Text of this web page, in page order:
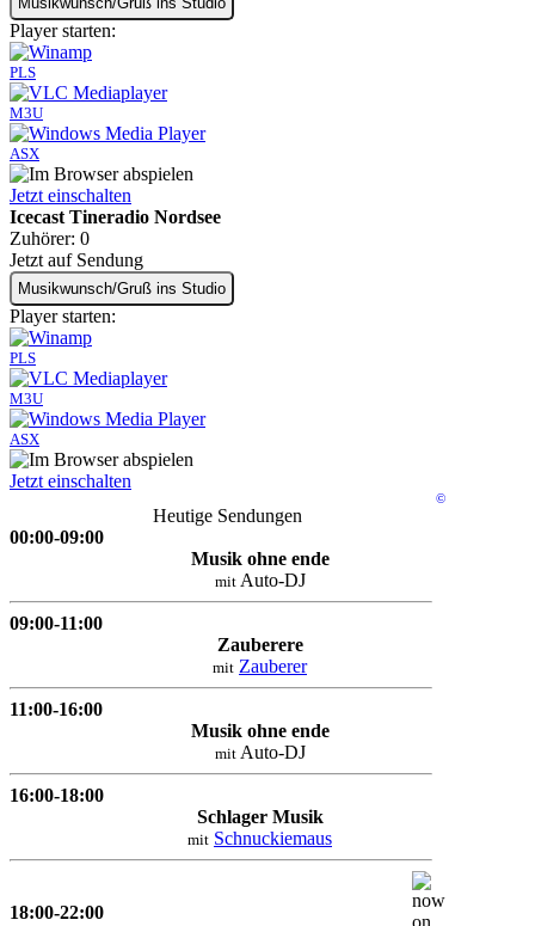
Player starten:
PLS
M3U
ASX
Jetzt einschalten
Icecast Tineradio Nordsee
Zuhörer: 0
Jetzt auf Sendung
Musikwunsch/Gruß ins Studio
Player starten:
PLS
M3U
ASX
Jetzt einschalten
©
Heutige Sendungen
00:00-09:00
Musik ohne ende
mitAuto-DJ
09:00-11:00
Zauberere
mit Zauberer
11:00-16:00
Musik ohne ende
mitAuto-DJ
16:00-18:00
Schlager Musik
mit Schnuckiemaus
18:00-22:00